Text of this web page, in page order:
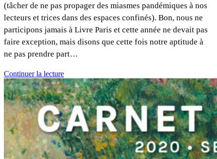
(tâcher de ne pas propager des miasmes pandémiques à nos
lecteurs et trices dans des espaces confinés). Bon, nous ne
participons jamais à Livre Paris et cette année ne devait pas
faire exception, mais disons que cette fois notre aptitude à
ne pas prendre part…
Continuer la lecture